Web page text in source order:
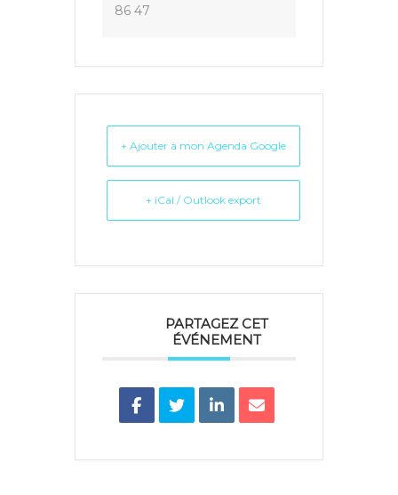
86 47
+ Ajouter à mon Agenda Google
+ iCal / Outlook export
PARTAGEZ CET
ÉVÉNEMENT